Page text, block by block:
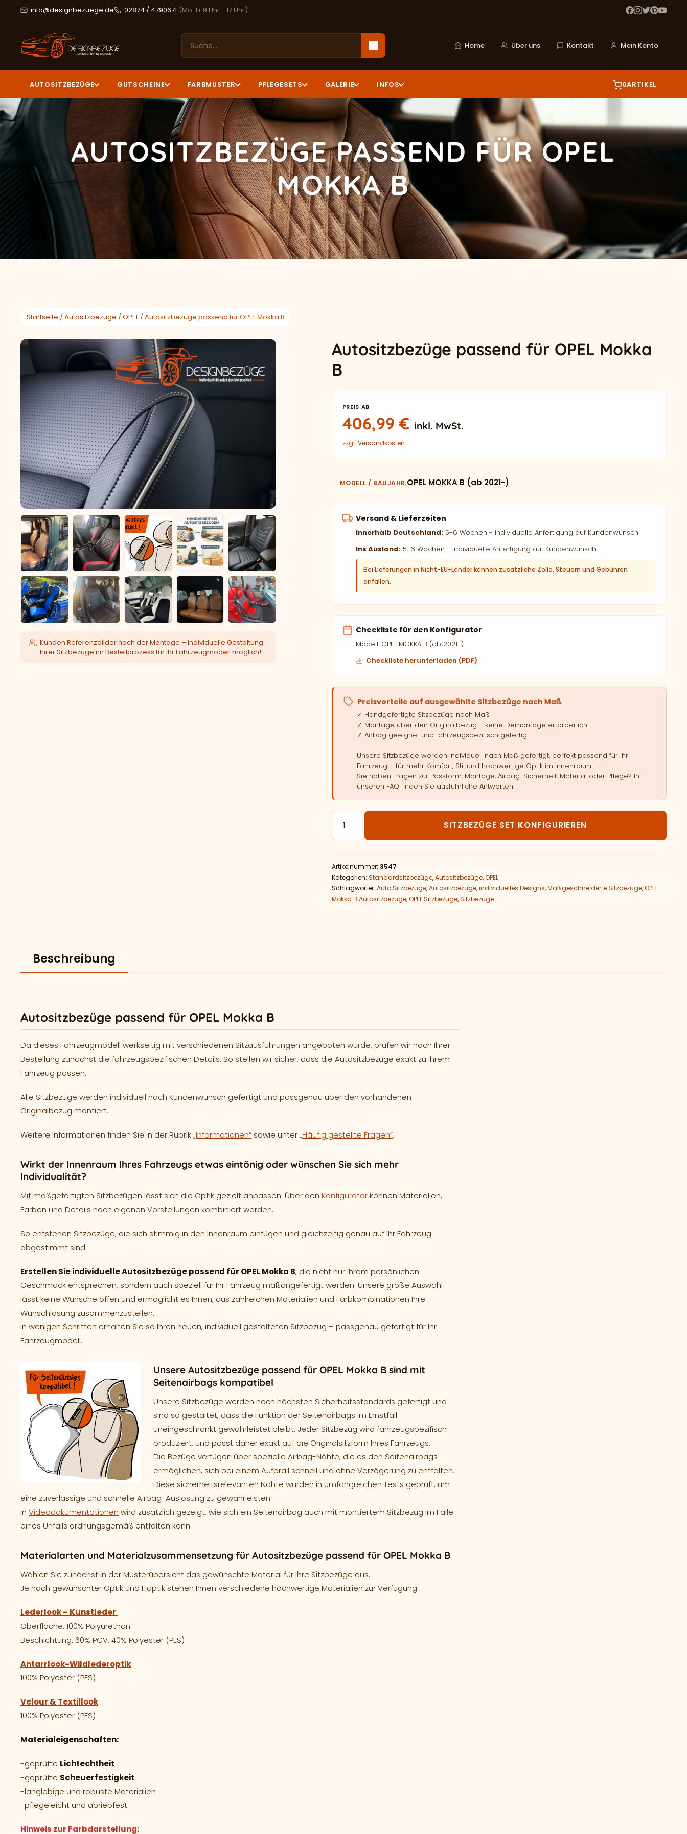
info@designbezuege.de 02874 / 4790671 (Mo-Fr 9 Uhr - 17 Uhr)
Home Über uns Kontakt Mein Konto
AUTOSITZBEZÜGE GUTSCHEINE FARBMUSTER PFLEGESETS GALERIE INFOS 0ARTIKEL
AUTOSITZBEZÜGE PASSEND FÜR OPEL
MOKKA B
Startseite /Autositzbezüge /OPEL/ Autositzbezüge passend für OPEL Mokka B
Kunden Referenzbilder nach der Montage – individuelle Gestaltung
Ihrer Sitzbezüge im Bestellprozess für Ihr Fahrzeugmodell möglich!
Autositzbezüge passend für OPEL Mokka
B
PREIS AB
406,99€ inkl. MwSt.
zzgl. Versandkosten
MODELL / BAUJAHR OPEL MOKKA B (ab 2021-)
Versand & Lieferzeiten
Innerhalb Deutschland:5-6 Wochen - individuelle Anfertigung auf Kundenwunsch
Ins Ausland:5-6 Wochen - individuelle Anfertigung auf Kundenwunsch
Bei Lieferungen in Nicht-EU-Länder können zusätzliche Zölle, Steuern und Gebühren
anfallen.
Checkliste für den Konfigurator
Modell: OPEL MOKKA B (ab 2021-)
Checkliste herunterladen (PDF)
Preisvorteile auf ausgewählte Sitzbezüge nach Maß
✓ Handgefertigte Sitzbezüge nach Maß
✓ Montage über den Originalbezug – keine Demontage erforderlich
✓ Airbag geeignet und fahrzeugspezifisch gefertigt
Unsere Sitzbezüge werden individuell nach Maß gefertigt, perfekt passend für Ihr
Fahrzeug – für mehr Komfort, Stil und hochwertige Optik im Innenraum.
Sie haben Fragen zur Passform, Montage, Airbag-Sicherheit, Material oder Pflege? In
unseren FAQ finden Sie ausführliche Antworten.
Autositzbezüge passend für OPEL Mokka B Menge
SITZBEZÜGE SET KONFIGURIEREN
Artikelnummer: 3547
Kategorien: Standardsitzbezüge,Autositzbezüge,OPEL
Schlagwörter: Auto Sitzbezüge,Autositzbezüge,individuelles Designs,Maßgeschneiderte Sitzbezüge,OPEL
Mokka B Autositzbezüge,OPEL Sitzbezüge,Sitzbezüge
Beschreibung
Autositzbezüge passend für OPEL Mokka B
Da dieses Fahrzeugmodell werkseitig mit verschiedenen Sitzausführungen angeboten wurde, prüfen wir nach Ihrer
Bestellung zunächst die fahrzeugspezifischen Details. So stellen wir sicher, dass die Autositzbezüge exakt zu Ihrem
Fahrzeug passen.
Alle Sitzbezüge werden individuell nach Kundenwunsch gefertigt und passgenau über den vorhandenen
Originalbezug montiert.
Weitere Informationen finden Sie in der Rubrik„Informationen“ sowie unter„Häufig gestellte Fragen“.
Wirkt der Innenraum Ihres Fahrzeugs etwas eintönig oder wünschen Sie sich mehr
Individualität?
Mit maßgefertigten Sitzbezügen lässt sich die Optik gezielt anpassen. Über den Konfiguratorkönnen Materialien,
Farben und Details nach eigenen Vorstellungen kombiniert werden.
So entstehen Sitzbezüge, die sich stimmig in den Innenraum einfügen und gleichzeitig genau auf Ihr Fahrzeug
abgestimmt sind.
Erstellen Sie individuelle Autositzbezüge passend für OPEL Mokka B, die nicht nur Ihrem persönlichen
Geschmack entsprechen, sondern auch speziell für Ihr Fahrzeug maßangefertigt werden. Unsere große Auswahl
lässt keine Wünsche offen und ermöglicht es Ihnen, aus zahlreichen Materialien und Farbkombinationen Ihre
Wunschlösung zusammenzustellen.
In wenigen Schritten erhalten Sie so Ihren neuen, individuell gestalteten Sitzbezug – passgenau gefertigt für Ihr
Fahrzeugmodell.
Unsere Autositzbezüge passend für OPEL Mokka B sind mit
Seitenairbags kompatibel
Unsere Sitzbezüge werden nach höchsten Sicherheitsstandards gefertigt und
sind so gestaltet, dass die Funktion der Seitenairbags im Ernstfall
uneingeschränkt gewährleistet bleibt. Jeder Sitzbezug wird fahrzeugspezifisch
produziert, und passt daher exakt auf die Originalsitzform Ihres Fahrzeugs.
Die Bezüge verfügen über spezielle Airbag-Nähte, die es den Seitenairbags
ermöglichen, sich bei einem Aufprall schnell und ohne Verzögerung zu entfalten.
Diese sicherheitsrelevanten Nähte wurden in umfangreichen Tests geprüft, um
eine zuverlässige und schnelle Airbag-Auslösung zu gewährleisten.
In Videodokumentationen wird zusätzlich gezeigt, wie sich ein Seitenairbag auch mit montiertem Sitzbezug im Falle
eines Unfalls ordnungsgemäß entfalten kann.
Materialarten und Materialzusammensetzung für Autositzbezüge passend für OPEL Mokka B
Wählen Sie zunächst in der Musterübersicht das gewünschte Material für Ihre Sitzbezüge aus.
Je nach gewünschter Optik und Haptik stehen Ihnen verschiedene hochwertige Materialien zur Verfügung:
Lederlook – Kunstleder
Oberfläche: 100% Polyurethan
Beschichtung: 60% PCV, 40% Polyester (PES)
Antarrlook-Wildlederoptik
100% Polyester (PES)
Velour & Textillook
100% Polyester (PES)
Materialeigenschaften:
-geprüfte Lichtechtheit
-geprüfte Scheuerfestigkeit
-langlebige und robuste Materialien
-pflegeleicht und abriebfest
Hinweis zur Farbdarstellung: